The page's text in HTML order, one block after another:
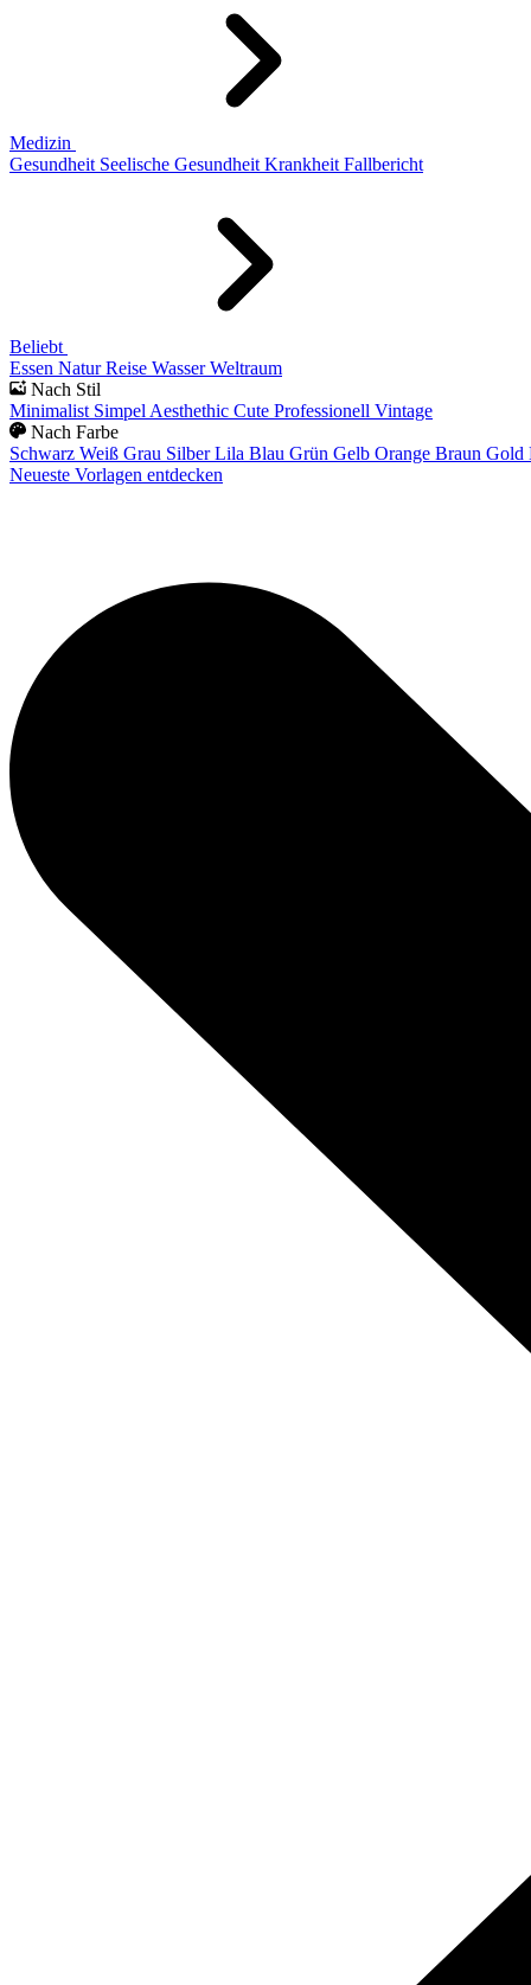
Medizin
Gesundheit Seelische Gesundheit Krankheit Fallbericht
Beliebt
Essen Natur Reise Wasser Weltraum
Nach Stil
Minimalist Simpel Aesthethic Cute Professionell Vintage
Nach Farbe
Schwarz Weiß Grau Silber Lila Blau Grün Gelb Orange Braun Gold
Neueste Vorlagen entdecken